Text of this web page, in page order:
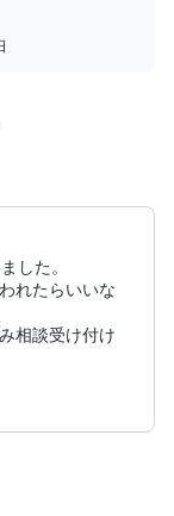
した。
れたらいいな
相談受け付け